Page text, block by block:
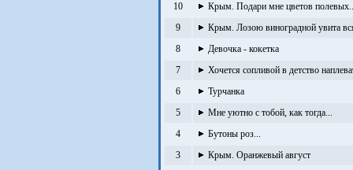
10
Крым. Подари мне цветов
9
Крым. Лозою виноградной увита
8
Девочка - кокетка
7
Хочется сопливой в детство
6
Турчанка
5
Мне уютно с тобой, как тогда...
4
Бутоны роз...
3
Крым. Оранжевый август